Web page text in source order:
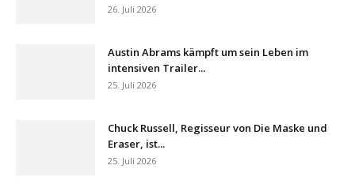
26. Juli 2026
Austin Abrams kämpft um sein Leben im
intensiven Trailer...
25. Juli 2026
Chuck Russell, Regisseur von Die Maske und
Eraser, ist...
25. Juli 2026